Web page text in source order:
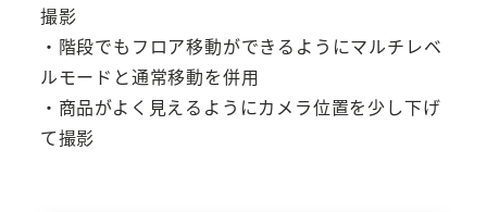
撮影
・階段でもフロア移動ができるようにマルチレベ
ルモードと通常移動を併用
・商品がよく見えるようにカメラ位置を少し下げ
て撮影